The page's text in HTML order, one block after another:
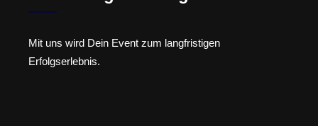
Mit uns wird Dein Event zum langfristigen
Erfolgserlebnis.